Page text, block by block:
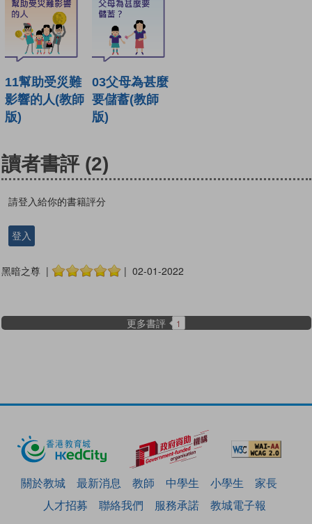
11幫助受災難
影響的人(教師
版)
03父母為甚麼
要儲蓄(教師
版)
讀者書評 (2)
請登入給你的書籍評分
登入
黑暗之尊 | | 02-01-2022
更多書評 1
關於教城 最新消息 教師 中學生 小學生
家長
人才招募
聯絡我們 服務承諾 教城電子報